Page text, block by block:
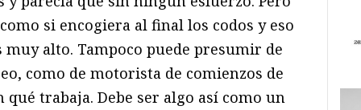
si encogiera al final los codos y eso
muy alto. Tampoco puede presumir de
como de motorista de comienzos de
trabaja. Debe ser algo así como un